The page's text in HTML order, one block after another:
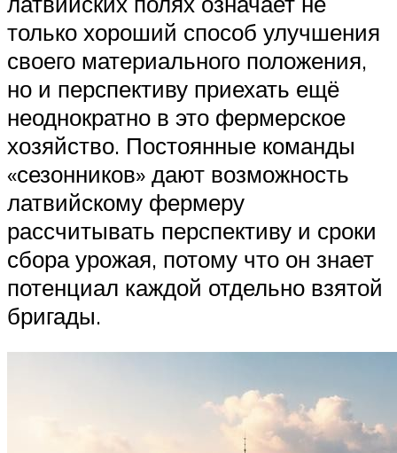
только хороший способ улучшения
своего материального положения,
но и перспективу приехать ещё
неоднократно в это фермерское
хозяйство. Постоянные команды
«сезонников» дают возможность
латвийскому фермеру
рассчитывать перспективу и сроки
сбора урожая, потому что он знает
потенциал каждой отдельно взятой
бригады.